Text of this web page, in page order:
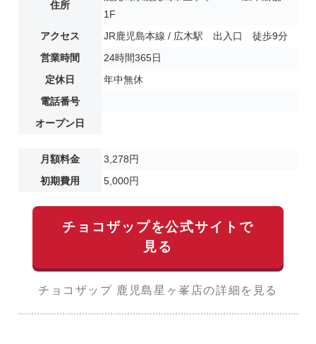
住所
1F
アクセス
JR鹿児島本線 / 広木駅 出入口 徒歩9分
営業時間
24時間365日
定休日
年中無休
電話番号
オープン日
月額料金
3,278円
初期費用
5,000円
チョコザップを公式サイトで
見る
チョコザップ 鹿児島星ヶ峯店の詳細を見る